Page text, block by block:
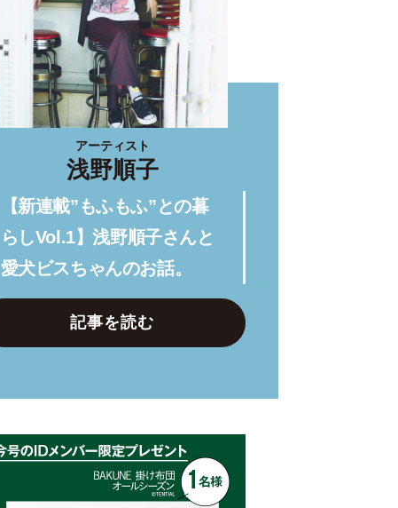
アーティスト
浅野順子
【新連載”もふもふ”との暮
らしVol.1】浅野順子さんと
愛犬ビスちゃんのお話。
記事を読む